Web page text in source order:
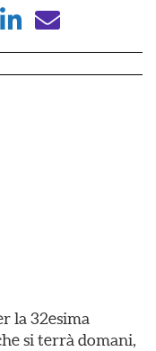
la 32esima
si terrà domani,